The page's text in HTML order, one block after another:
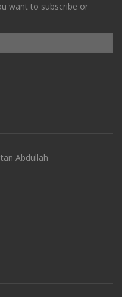
want to subscribe or
Abdullah